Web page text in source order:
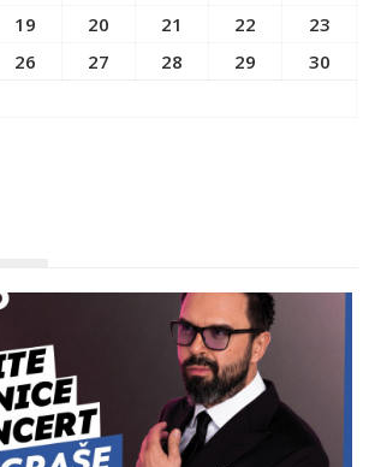
19 20 21 22
23
26 27 28 29
30